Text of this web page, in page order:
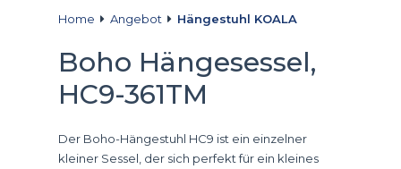
Home Angebot Hängestuhl KOALA
Boho Hängesessel,
HC9-361TM
Der Boho-Hängestuhl HC9 ist ein einzelner
kleiner Sessel, der sich perfekt für ein kleines